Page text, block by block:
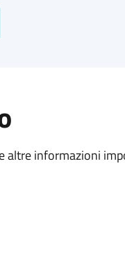
altre informazioni